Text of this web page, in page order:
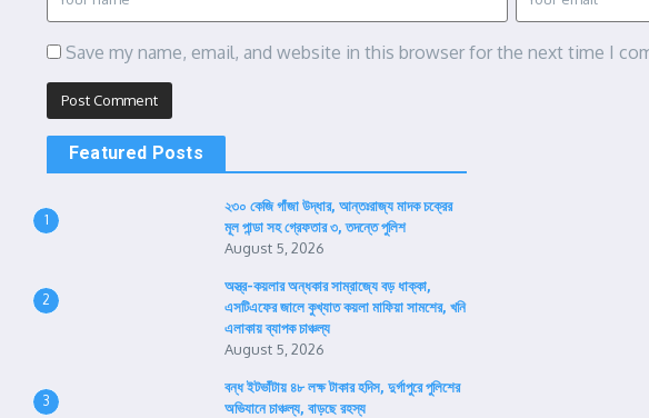
Save my name, email, and website in this browser for the next time I
Featured Posts
1
২৩০ কেজি গাঁজা উদ্ধার, আন্তঃরাজ্য মাদক চক্রের
মূল পান্ডা সহ গ্রেফতার ৩, তদন্তে পুলিশ
August 5, 2026
2
অস্ত্র-কয়লার অন্ধকার সাম্রাজ্যে বড় ধাক্কা,
এসটিএফের জালে কুখ্যাত কয়লা মাফিয়া সামশের, খনি
এলাকায় ব্যাপক চাঞ্চল্য
August 5, 2026
3
বন্ধ ইটভাঁটায় ৪৮ লক্ষ টাকার হদিস, দুর্গাপুরে পুলিশের
অভিযানে চাঞ্চল্য, বাড়ছে রহস্য